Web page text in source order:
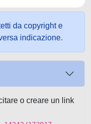
da copyright e
indicazione.
o creare un link